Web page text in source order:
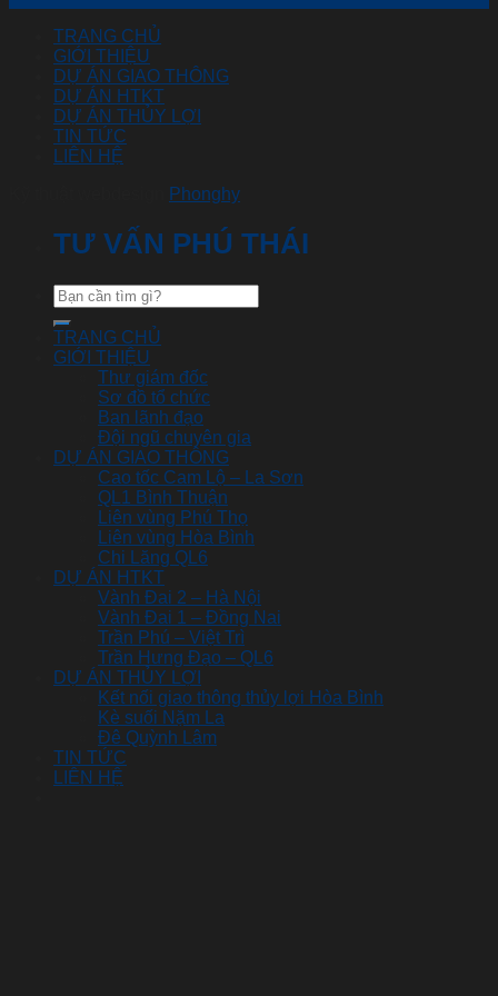
TRANG CHỦ
GIỚI THIỆU
DỰ ÁN GIAO THÔNG
DỰ ÁN HTKT
DỰ ÁN THỦY LỢI
TIN TỨC
LIÊN HỆ
Phonghy
TƯ VẤN PHÚ THÁI
TRANG CHỦ
GIỚI THIỆU
Thư giám đốc
Sơ đồ tổ chức
Ban lãnh đạo
Đội ngũ chuyên gia
DỰ ÁN GIAO THÔNG
Cao tốc Cam Lộ – La Sơn
QL1 Bình Thuận
Liên vùng Phú Thọ
Liên vùng Hòa Bình
Chi Lăng QL6
DỰ ÁN HTKT
Vành Đai 2 – Hà Nội
Vành Đai 1 – Đồng Nai
Trần Phú – Việt Trì
Trần Hưng Đạo – QL6
DỰ ÁN THỦY LỢI
Kết nối giao thông thủy lợi Hòa Bình
Kè suối Nặm La
Đê Quỳnh Lâm
TIN TỨC
LIÊN HỆ